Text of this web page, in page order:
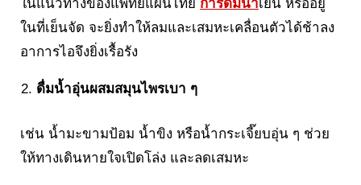
ในแนวทางของแพทย์แผนไทย การดื่มน้ำเย็น หรืออยู่
ในที่เย็นจัด จะยิ่งทำให้ลมและเสมหะเคลื่อนตัวได้ช้าลง
อาการไอจึงยิ่งเรื้อรัง
ดื่มน้ำอุ่นผสมสมุนไพรเบา ๆ
เช่น น้ำมะขามป้อม น้ำขิง หรือน้ำกระเจี๊ยบอุ่น ๆ ช่วย
ให้ทางเดินหายใจเปิดโล่ง และลดเสมหะ